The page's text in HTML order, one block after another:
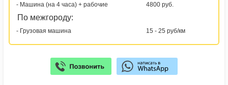
- Машина (на 4 часа) + рабочие
4800 руб.
По межгороду:
- Грузовая машина 15 - 25 руб/км